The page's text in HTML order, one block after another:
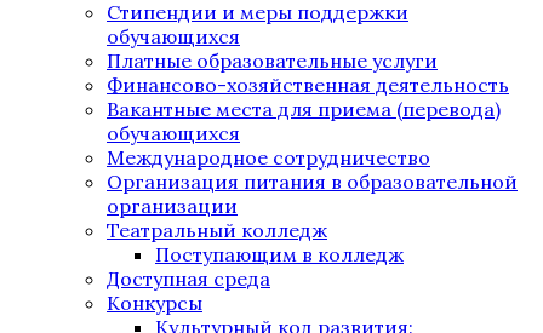
Стипендии и меры поддержки
обучающихся
Платные образовательные услуги
Финансово-хозяйственная деятельность
Вакантные места для приема (перевода)
обучающихся
Международное сотрудничество
Организация питания в образовательной
организации
Театральный колледж
Поступающим в колледж
Доступная среда
Конкурсы
Культурный код развития: